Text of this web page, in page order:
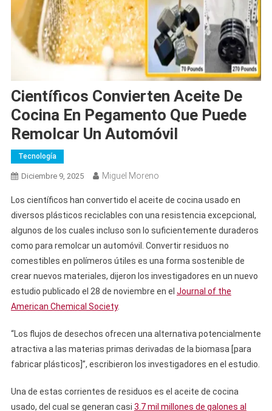
Científicos Convierten Aceite De
Cocina En Pegamento Que Puede
Remolcar Un Automóvil
Tecnología
Diciembre 9, 2025 Miguel Moreno
Los científicos han convertido el aceite de cocina usado en
diversos plásticos reciclables con una resistencia excepcional,
algunos de los cuales incluso son lo suficientemente duraderos
como para remolcar un automóvil. Convertir residuos no
comestibles en polímeros útiles es una forma sostenible de
crear nuevos materiales, dijeron los investigadores en un nuevo
estudio publicado el 28 de noviembre en el Journal of the
American Chemical Society.
“Los flujos de desechos ofrecen una alternativa potencialmente
atractiva a las materias primas derivadas de la biomasa [para
fabricar plásticos]”, escribieron los investigadores en el estudio.
Una de estas corrientes de residuos es el aceite de cocina
usado, del cual se generan casi 3.7 mil millones de galones al